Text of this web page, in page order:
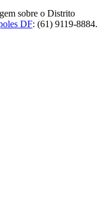
sobre o Distrito
DF: (61) 9119-8884.